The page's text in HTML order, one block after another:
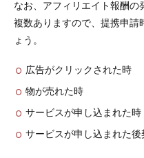
初心者
におす
ASP10
A8.net
3.2
なお、アフィリエイト報酬の
複数ありますので、提携申請
ょう。
広告がクリックされた時
物が売れた時
サービスが申し込まれた時
サービスが申し込まれた